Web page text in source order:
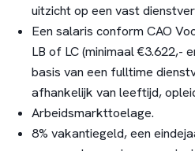
uitzicht op een vast
Een salaris conform CAO
LB of LC (minimaal €3.622,-
basis van een fulltime
afhankelijk van leeftijd,
Arbeidsmarkttoelage.
8% vakantiegeld, een